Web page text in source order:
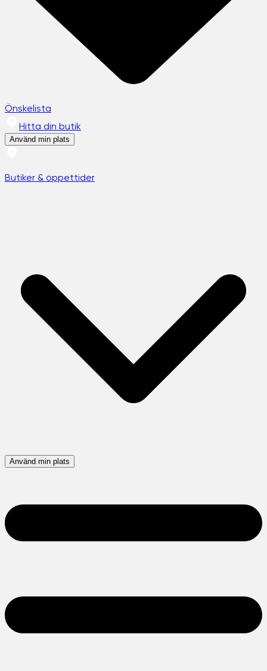
Önskelista
Hitta din butik
Använd min plats
Butiker & öppettider
Använd min plats